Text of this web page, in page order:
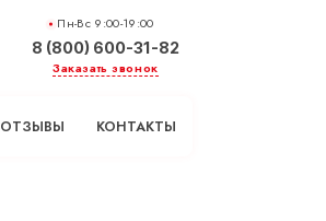
Пн-Вс 9:00-19:00
8 (800) 600-31-82
Заказать звонок
ОТЗЫВЫ КОНТАКТЫ